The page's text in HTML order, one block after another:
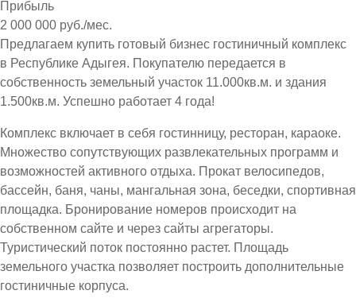
Прибыль
2 000 000 руб./мес.
Предлагаем купить готовый бизнес гостиничный комплекс
в Республике Адыгея. Покупателю передается в
собственность земельный участок 11.000кв.м. и здания
1.500кв.м. Успешно работает 4 года!
Комплекс включает в себя гостинницу, ресторан, караоке.
Множество сопутствующих развлекательных программ и
возможностей активного отдыха. Прокат велосипедов,
бассейн, баня, чаны, мангальная зона, беседки, спортивная
площадка. Бронирование номеров происходит на
собственном сайте и через сайты агрегаторы.
Туристический поток постоянно растет. Площадь
земельного участка позволяет построить дополнительные
гостиничные корпуса.